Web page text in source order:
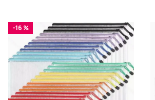
-16 %